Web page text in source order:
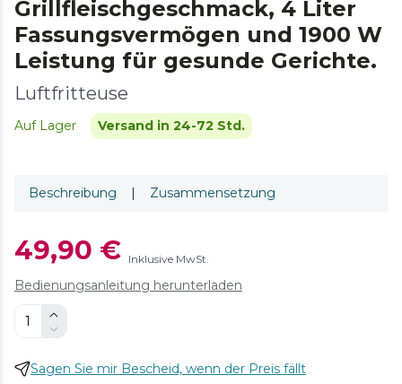
Grillfleischgeschmack, 4 Liter
Fassungsvermögen und 1900 W
Leistung für gesunde Gerichte.
Luftfritteuse
Auf Lager Versand in 24-72 Std.
Beschreibung | Zusammensetzung
49,90 € Inklusive MwSt.
Bedienungsanleitung herunterladen
Sagen Sie mir Bescheid, wenn der Preis fällt